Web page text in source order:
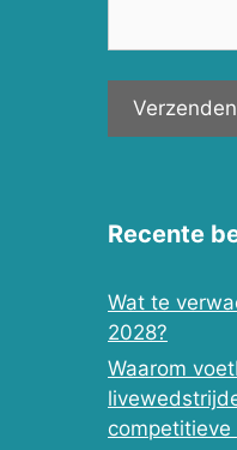
Recente
Wat te
2028?
Waarom